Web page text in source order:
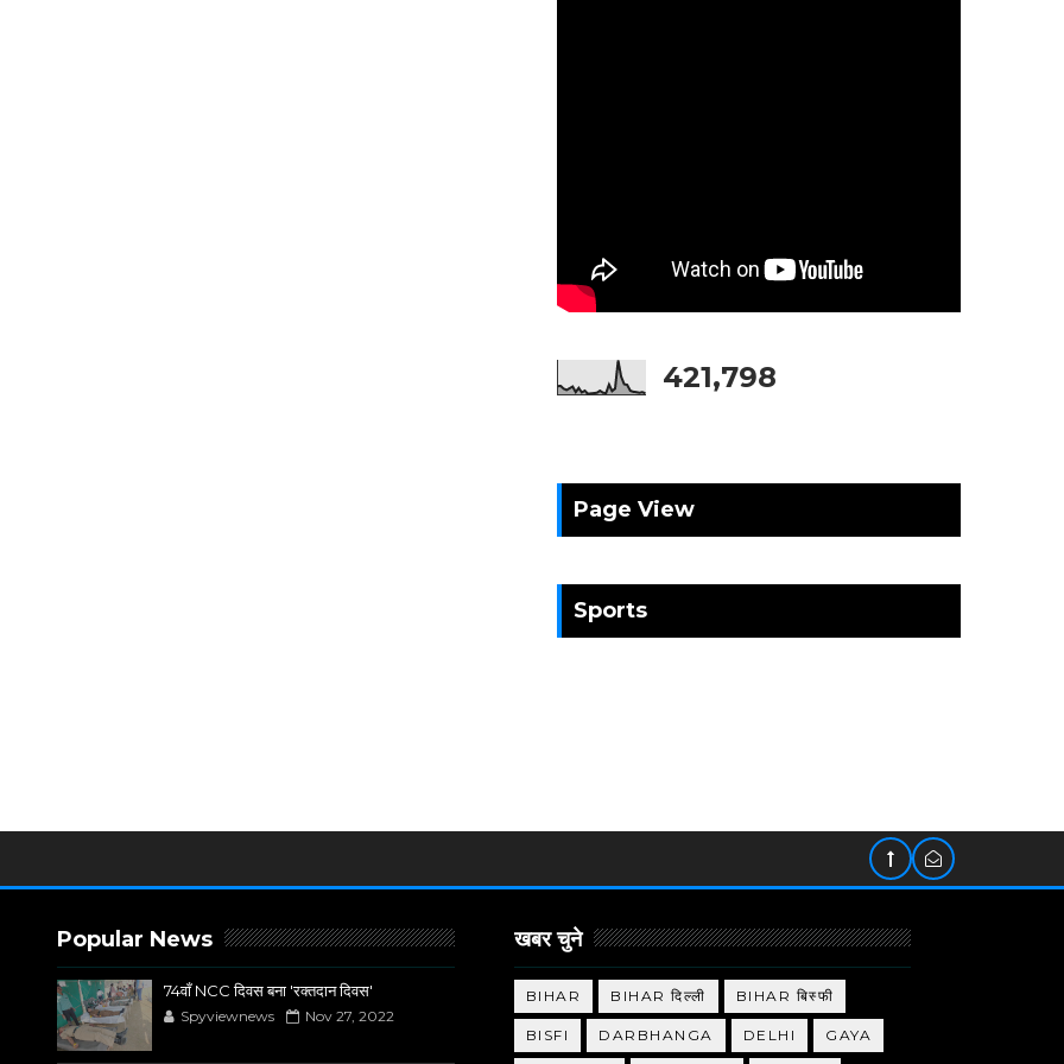
421,798
Page View
Sports
Popular News
74वाँ NCC दिवस बना 'रक्तदान दिवस'
Spyviewnews Nov 27, 2022
खबर चुने
BIHAR BIHAR दिल्ली BIHAR बिस्फी
BISFI DARBHANGA DELHI GAYA